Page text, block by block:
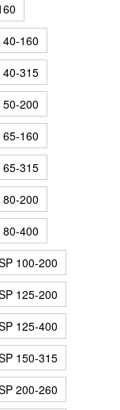
40-160
40-315
50-200
65-160
65-315
80-200
80-400
100-200
125-200
125-400
150-315
200-260